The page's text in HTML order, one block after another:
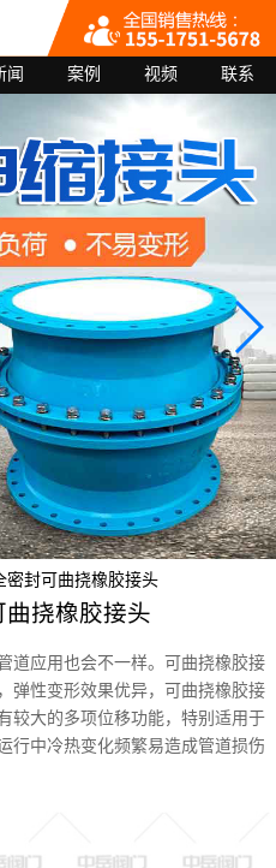
闻 案例 视频 联系
密封可曲挠橡胶接头
挠橡胶接头
道应用也会不一样。可曲挠橡胶接
弹性变形效果优异，可曲挠橡胶接
较大的多项位移功能，特别适用于
行中冷热变化频繁易造成管道损伤